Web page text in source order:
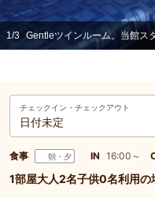
1/3 Gentleツインルーム。当館ス
チェックイン・ チェックアウト
日付未定
食事 朝・夕 IN 16:00～
1部屋大人2名子供0名利用の